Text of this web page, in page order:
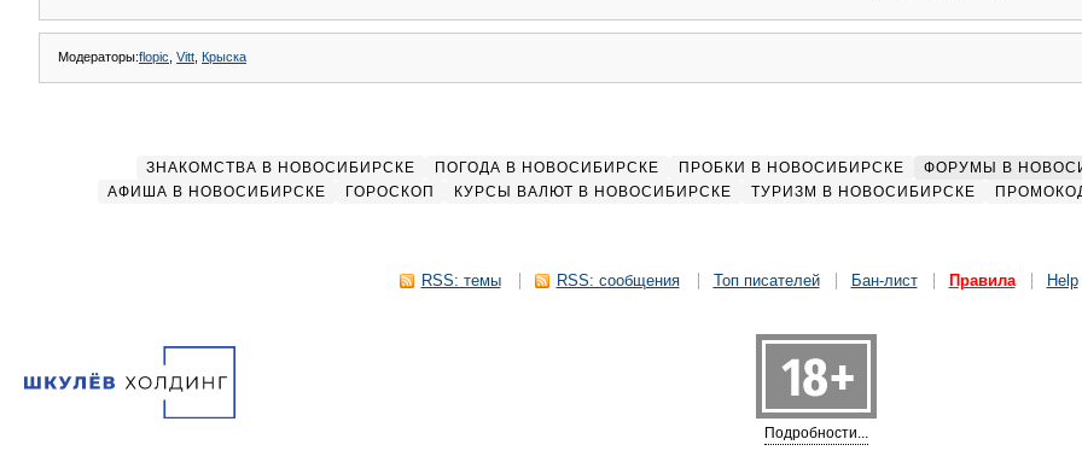
Модераторы:flopic Vitt Крыска
ЗНАКОМСТВА В НОВОСИБИРСКЕ ПОГОДА В НОВОСИБИРСКЕ ПРОБКИ В НОВОСИБИРСКЕ ФОРУМЫ В
АФИША В НОВОСИБИРСКЕ
ГОРОСКОП КУРСЫ ВАЛЮТ В НОВОСИБИРСКЕ ТУРИЗМ В НОВОСИБИРСКЕ
RSS: темы RSS: сообщения Топ писателей Бан-лист Правила Help
Подробности...